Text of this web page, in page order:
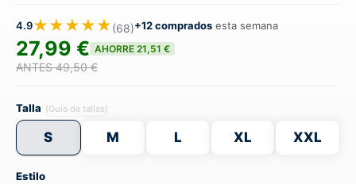
4.9★★★★★(68)+12 comprados esta semana
27,99 € AHORRE 21,51 €
ANTES 49,50 €
Talla (Guía de tallas)
S M L XL XXL
Estilo